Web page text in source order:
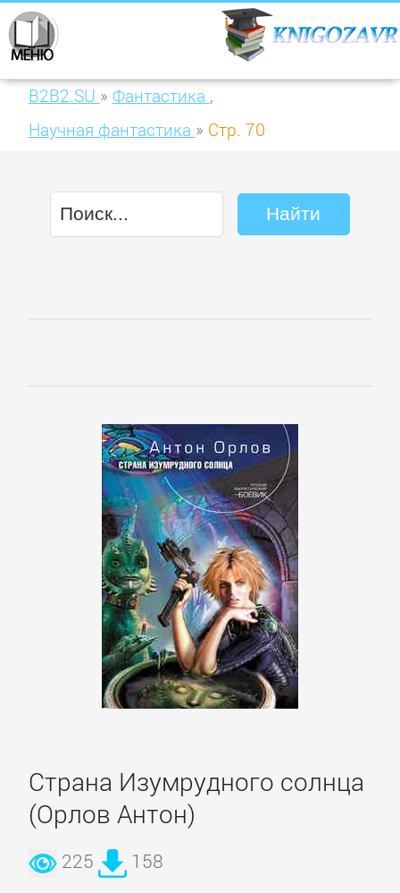
B2B2.SU » Фантастика ,
Научная фантастика » Стр. 70
Страна Изумрудного солнца
(Орлов Антон)
225 158